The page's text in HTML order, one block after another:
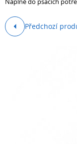
Předchozí